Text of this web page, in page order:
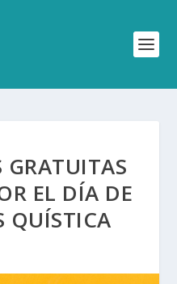
GRATUITAS
EL DÍA DE
QUÍSTICA